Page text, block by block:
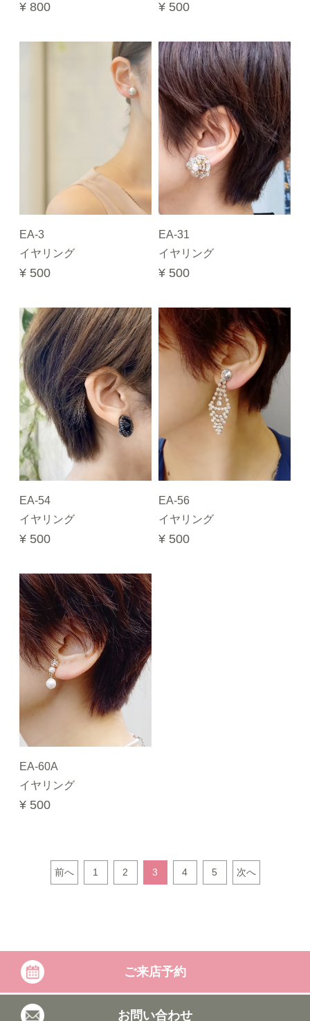
¥ 800 ¥ 500
EA-3
イヤリング
¥ 500
EA-31
イヤリング
¥ 500
EA-54
イヤリング
¥ 500
EA-56
イヤリング
¥ 500
EA-60A
イヤリング
¥ 500
前へ 1 2 3 4 5 次へ
ご来店予約
お問い合わせ